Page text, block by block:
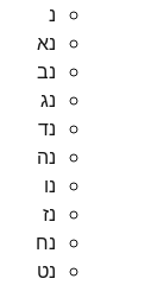
נ
נא
נב
נג
נד
נה
נו
נז
נח
נט